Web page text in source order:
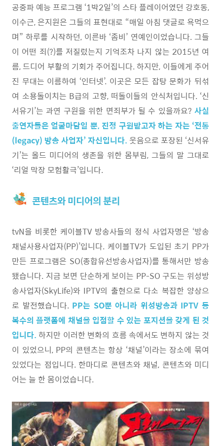
공중파 예능 프로그램 ‘1박2일’의 스타 플레이어였던 강호동,
이수근, 은지원은 그들의 표현대로 “매일 아침 댓글로 욕먹으
며” 하루를 시작하던, 이른바 ‘좀비’ 연예인이었습니다. 그들
이 어떤 죄(?)를 저질렀는지 기억조차 나지 않는 2015년 여
름, 드디어 부활의 기회가 주어집니다. 하지만, 이들에게 주어
진 무대는 이름하여 ‘인터넷’. 이곳은 모든 잡탕 문화가 뒤섞
여 소용돌이치는 B급의 고향, 떠돌이들의 안식처입니다. ‘신
서유기’는 과연 구원을 위한 면죄부가 될 수 있을까요? 사실
출연자들은 얼굴마담일 뿐, 진정 구원받고자 하는 자는 ‘전통
(legacy) 방송 사업자’ 자신입니다. 웃음으로 포장된 ‘신서유
기’는 올드 미디어의 생존을 위한 몸부림, 그들의 말 그대로
‘리얼 막장 모험활극’입니다.
콘텐츠와 미디어의 분리
tvN을 비롯한 케이블TV 방송사들의 정식 사업자명은 ‘방송
채널사용사업자(PP)’입니다. 케이블TV가 도입된 초기 PP가
만든 프로그램은 SO(종합유선방송사업자)를 통해서만 방송
됐습니다. 지금 보면 단순하게 보이는 PP-SO 구도는 위성방
송사업자(SkyLife)와 IPTV의 출현으로 다소 복잡한 양상으
로 발전했습니다. PP는 SO뿐 아니라 위성방송과 IPTV 등
복수의 플랫폼에 채널을 입점할 수 있는 포지션을 갖게 된 것
입니다. 하지만 이러한 변화의 흐름 속에서도 변하지 않는 것
이 있었으니, PP의 콘텐츠는 항상 ‘채널’이라는 장소에 묶여
있었다는 점입니다. 한마디로 콘텐츠와 채널, 콘텐츠와 미디
어는 늘 한 몸이었습니다.